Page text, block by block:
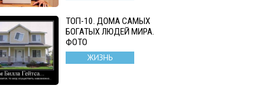
ТОП-10. ДОМА САМЫХ
БОГАТЫХ ЛЮДЕЙ МИРА.
ФОТО
ЖИЗНЬ